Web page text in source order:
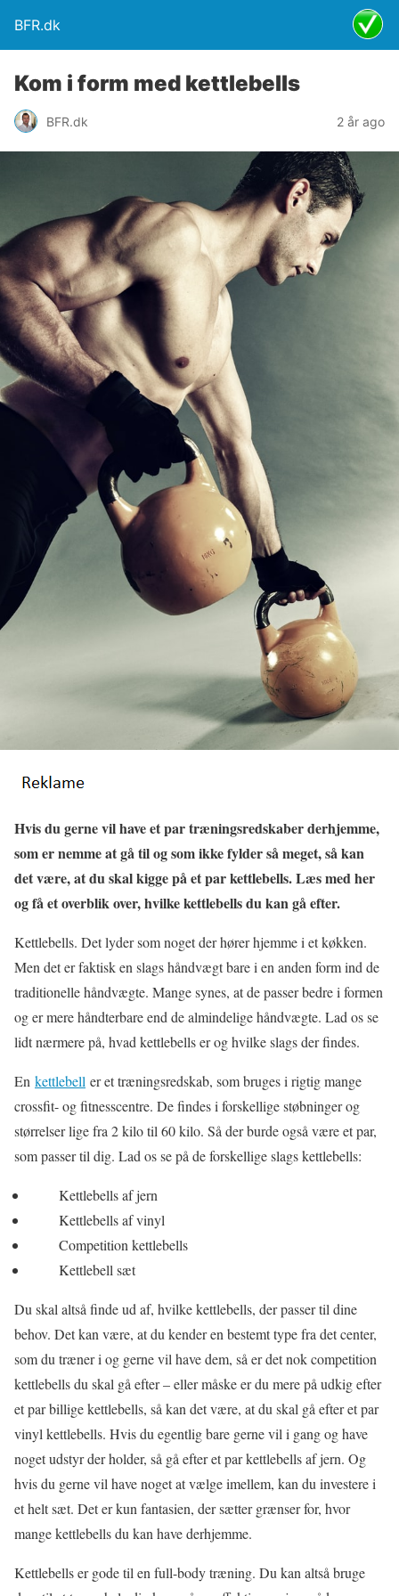
BFR.dk
Kom i form med kettlebells
BFR.dk 2 år ago
Hvis du gerne vil have et par træningsredskaber derhjemme,
som er nemme at gå til og som ikke fylder så meget, så kan
det være, at du skal kigge på et par kettlebells. Læs med her
og få et overblik over, hvilke kettlebells du kan gå efter.
Kettlebells. Det lyder som noget der hører hjemme i et køkken.
Men det er faktisk en slags håndvægt bare i en anden form ind de
traditionelle håndvægte. Mange synes, at de passer bedre i formen
og er mere håndterbare end de almindelige håndvægte. Lad os se
lidt nærmere på, hvad kettlebells er og hvilke slags der findes.
En kettlebell er et træningsredskab, som bruges i rigtig mange
crossfit- og fitnesscentre. De findes i forskellige støbninger og
størrelser lige fra 2 kilo til 60 kilo. Så der burde også være et par,
som passer til dig. Lad os se på de forskellige slags kettlebells:
Kettlebells af jern
Kettlebells af vinyl
Competition kettlebells
Kettlebell sæt
Du skal altså finde ud af, hvilke kettlebells, der passer til dine
behov. Det kan være, at du kender en bestemt type fra det center,
som du træner i og gerne vil have dem, så er det nok competition
kettlebells du skal gå efter – eller måske er du mere på udkig efter
et par billige kettlebells, så kan det være, at du skal gå efter et par
vinyl kettlebells. Hvis du egentlig bare gerne vil i gang og have
noget udstyr der holder, så gå efter et par kettlebells af jern. Og
hvis du gerne vil have noget at vælge imellem, kan du investere i
et helt sæt. Det er kun fantasien, der sætter grænser for, hvor
mange kettlebells du kan have derhjemme.
Kettlebells er gode til en full-body træning. Du kan altså bruge